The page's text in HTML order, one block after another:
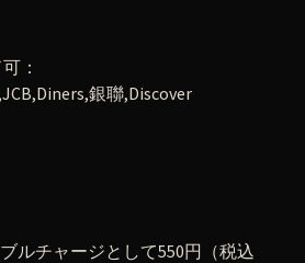
：
銀聯,Discover
ルチャージとして550円（税込